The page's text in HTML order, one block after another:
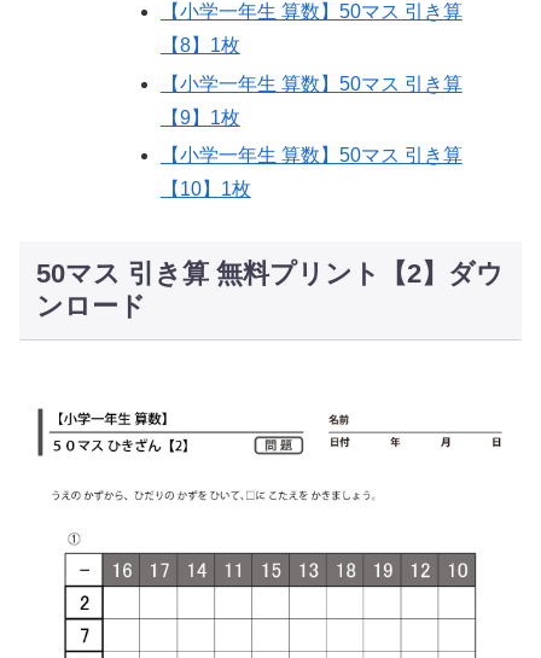
【小学一年生 算数】50マス 引き算
【8】1枚
【小学一年生 算数】50マス 引き算
【9】1枚
【小学一年生 算数】50マス 引き算
【10】1枚
50マス 引き算 無料プリント【2】ダウ
ンロード